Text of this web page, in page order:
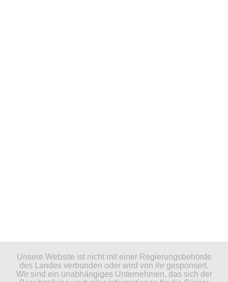
Unsere Website ist nicht mit einer Regierungsbehörde
des Landes verbunden oder wird von ihr gesponsert.
Wir sind ein unabhängiges Unternehmen, das sich der